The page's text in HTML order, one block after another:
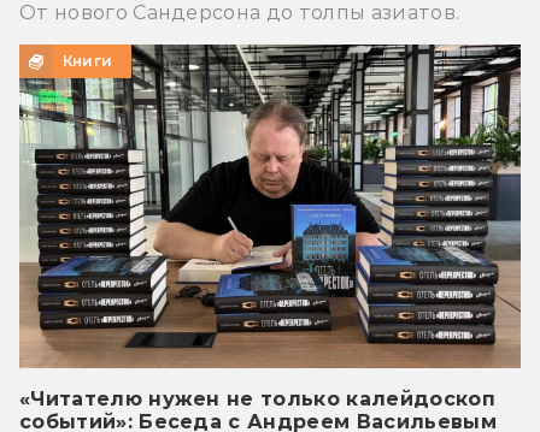
От нового Сандерсона до толпы азиатов.
Книги
«Читателю нужен не только калейдоскоп
событий»: Беседа с Андреем Васильевым